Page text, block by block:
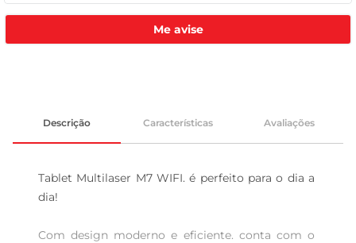
Me avise
Descrição Características Avaliações
Tablet Multilaser M7 WIFI. é perfeito para o dia a
dia!
Com design moderno e eficiente. conta com o